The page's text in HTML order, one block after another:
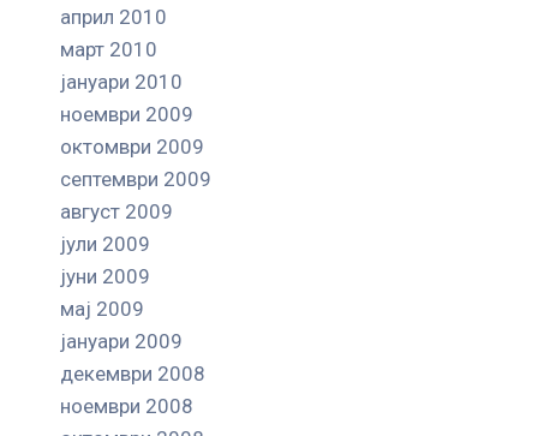
април 2010
март 2010
јануари 2010
ноември 2009
октомври 2009
септември 2009
август 2009
јули 2009
јуни 2009
мај 2009
јануари 2009
декември 2008
ноември 2008